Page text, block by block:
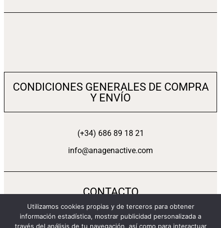
CONDICIONES GENERALES DE COMPRA
Y ENVÍO
(+34) 686 89 18 21
info@anagenactive.com
CONTACTO
Utilizamos cookies propias y de terceros para obtener
información estadística, mostrar publicidad personalizada a
través del análisis de tu navegación, así como para interactuar